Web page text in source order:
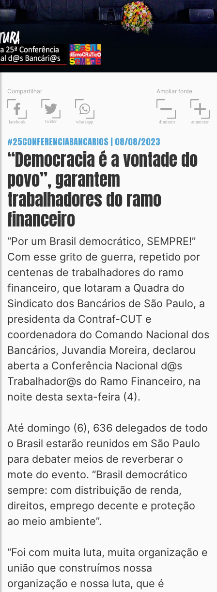
SINDICALIZE-SE
CONTATO
Compartilhar
facebook twitter whatsapp
Ampliar fonte
diminuir aumentar
#25CONFERENCIABANCARIOS | 08/08/2023
“Democracia é a vontade do
povo”, garantem
trabalhadores do ramo
financeiro
“Por um Brasil democrático, SEMPRE!”
Com esse grito de guerra, repetido por
centenas de trabalhadores do ramo
financeiro, que lotaram a Quadra do
Sindicato dos Bancários de São Paulo, a
presidenta da Contraf-CUT e
coordenadora do Comando Nacional dos
Bancários, Juvandia Moreira, declarou
aberta a Conferência Nacional d@s
Trabalhador@s do Ramo Financeiro, na
noite desta sexta-feira (4).
Até domingo (6), 636 delegados de todo
o Brasil estarão reunidos em São Paulo
para debater meios de reverberar o
mote do evento. “Brasil democrático
sempre: com distribuição de renda,
direitos, emprego decente e proteção
ao meio ambiente”.
“Foi com muita luta, muita organização e
união que construímos nossa
organização e nossa luta, que é